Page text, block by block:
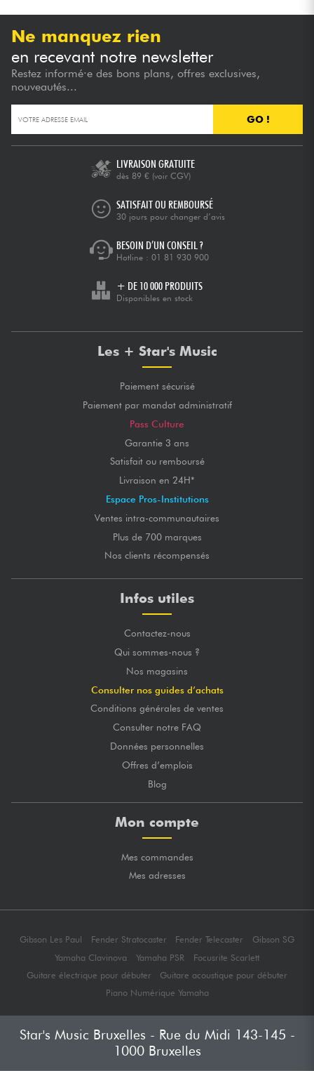
Ne manquez rien
en recevant notre newsletter
Restez informé·e des bons plans, offres exclusives,
nouveautés...
GO !
LIVRAISON GRATUITE
dès 89 € (voir CGV)
SATISFAIT OU REMBOURSÉ
30 jours pour changer d’avis
BESOIN D’UN CONSEIL ?
Hotline : 01 81 930 900
+ DE 10 000 PRODUITS
Disponibles en stock
Les + Star's Music
Paiement sécurisé
Paiement par mandat administratif
Pass Culture
Garantie 3 ans
Satisfait ou remboursé
Livraison en 24H*
Espace Pros-Institutions
Ventes intra-communautaires
Plus de 700 marques
Nos clients récompensés
Infos utiles
Contactez-nous
Qui sommes-nous ?
Nos magasins
Consulter nos guides d’achats
Conditions générales de ventes
Consulter notre FAQ
Données personnelles
Offres d’emplois
Blog
Mon compte
Mes commandes
Mes adresses
Gibson Les Paul Fender Stratocaster Fender Telecaster
Gibson SG
Yamaha Clavinova
Yamaha PSR
Focusrite Scarlett
Guitare électrique pour débuter
Guitare acoustique pour débuter
Piano Numérique Yamaha
Star's Music Bruxelles - Rue du Midi 143-145 -
1000 Bruxelles